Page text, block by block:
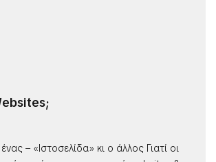
– «Ιστοσελίδα» κι ο άλλος Γιατί οι